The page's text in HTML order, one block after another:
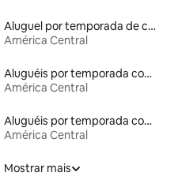
Aluguel por temporada de casas de hóspedes
América Central
Aluguéis por temporada com banheiro para PCD
América Central
Aluguéis por temporada com sauna
América Central
Mostrar mais